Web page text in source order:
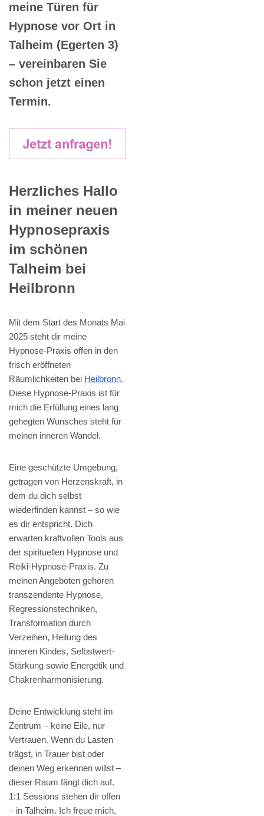
meine Türen für
Hypnose vor Ort in
Talheim (Egerten 3)
– vereinbaren Sie
schon jetzt einen
Termin.
Herzliches Hallo
in meiner neuen
Hypnosepraxis
im schönen
Talheim bei
Heilbronn
Mit dem Start des Monats Mai
2025 steht dir meine
Hypnose-Praxis offen in den
frisch eröffneten
Räumlichkeiten bei Heilbronn.
Diese Hypnose-Praxis ist für
mich die Erfüllung eines lang
gehegten Wunsches steht für
meinen inneren Wandel.
Eine geschützte Umgebung,
getragen von Herzenskraft, in
dem du dich selbst
wiederfinden kannst – so wie
es dir entspricht. Dich
erwarten kraftvollen Tools aus
der spirituellen Hypnose und
Reiki-Hypnose-Praxis. Zu
meinen Angeboten gehören
transzendente Hypnose,
Regressionstechniken,
Transformation durch
Verzeihen, Heilung des
inneren Kindes, Selbstwert-
Stärkung sowie Energetik und
Chakrenharmonisierung.
Deine Entwicklung steht im
Zentrum – keine Eile, nur
Vertrauen. Wenn du Lasten
trägst, in Trauer bist oder
deinen Weg erkennen willst –
dieser Raum fängt dich auf.
1:1 Sessions stehen dir offen
– in Talheim. Ich freue mich,